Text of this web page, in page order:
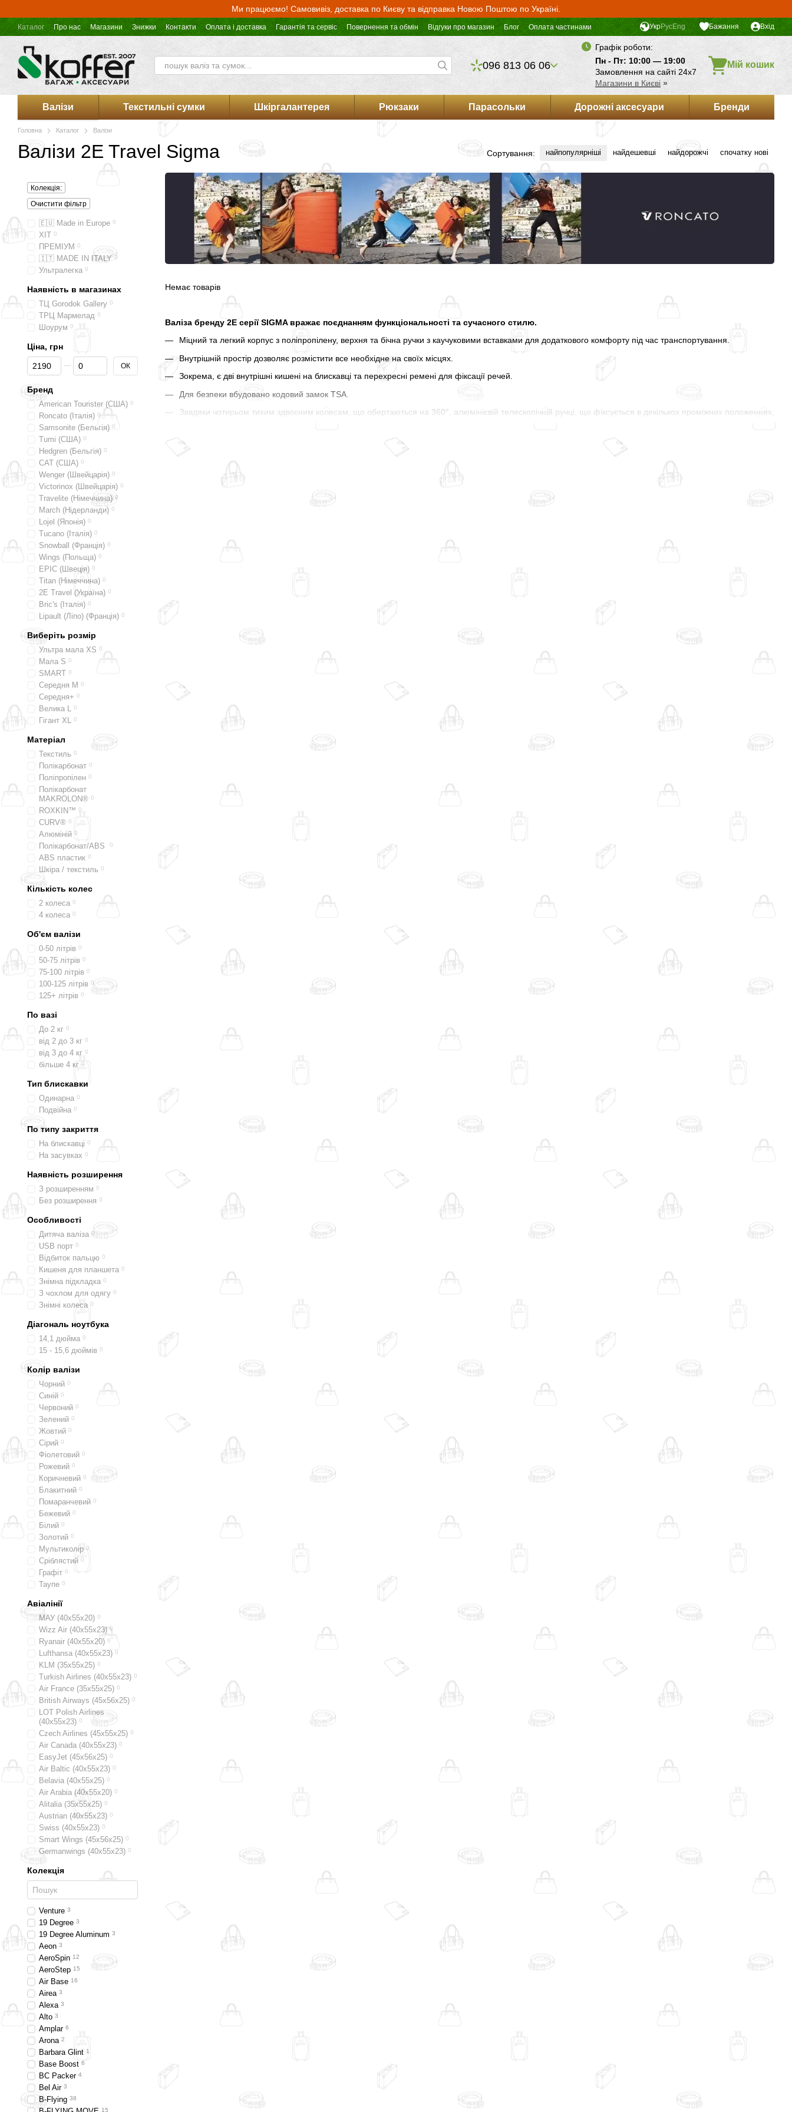
Ми працюємо! Самовивіз, доставка по Києву та відправка Новою Поштою по Україні.
Каталог Про нас Магазини Знижки Контакти Оплата і доставка Гарантія та сервіс Повернення та обмін Відгуки про магазин Блог
Оплата частинами
Оферта магазину Koffer.UA
УкрРусEng Бажання Вхід
096 813 06 06
Графік роботи:
Пн - Пт: 10:00 — 19:00
Замовлення на сайті 24х7
Магазини в Києві »
Мій кошик
Валізи Текстильні сумки Шкіргалантерея Рюкзаки Парасольки Дорожні аксесуари Бренди
Головна Каталог Валізи
Валізи 2E Travel Sigma Сортування: найпопулярніші найдешевші найдорожчі спочатку нові
Валіза бренду 2Е серії SIGMA вражає поєднанням функціональності та сучасного стилю.
Міцний та легкий корпус з поліпропілену, верхня та бічна ручки з каучуковими вставками для додаткового комфорту під час транспортування.
Внутрішній простір дозволяє розмістити все необхідне на своїх місцях.
Зокрема, є дві внутрішні кишені на блискавці та перехресні ремені для фіксації речей.
Для безпеки вбудовано кодовий замок TSA.
Завдяки чотирьом тихим здвоєним колесам, що обертаються на 360°, алюмінієвій телескопічній ручці, що фіксується в декількох проміжних положеннях,
Колір ручок, блискавок і коліс відповідає кольору корпусу валізи.
Міцні та красиві валізи напевно припадуть Вам до душі і складуть чудову компанію в найцікавіших та найвеселіших подорожах!
Немає товарів
Колекція:
Очистити фільтр
🇪🇺 Made in Europe 0
ХІТ 0
ПРЕМІУМ 0
🇮🇹 MADE IN ITALY 0
Ультралегка 0
Наявність в магазинах
ТЦ Gorodok Gallery 0
ТРЦ Мармелад 0
Шоурум 0
Ціна, грн
Від Ціна, грн
До Ціна, грн ОК
Бренд
American Tourister (США) 0
Roncato (Італія) 0
Samsonite (Бельгія) 0
Tumi (США) 0
Hedgren (Бельгія) 0
CAT (США) 0
Wenger (Швейцарія) 0
Victorinox (Швейцарія) 0
Travelite (Німеччина) 0
March (Нідерланди) 0
Lojel (Японія) 0
Tucano (Італія) 0
Snowball (Франція) 0
Wings (Польща) 0
EPIC (Швеція) 0
Titan (Німеччина) 0
2E Travel (Україна) 0
Bric's (Італія) 0
Lipault (Ліпо) (Франція) 0
Виберіть розмір
Ультра мала XS 0
Мала S 0
SMART 0
Середня M 0
Середня+ 0
Велика L 0
Гігант XL 0
Матеріал
Текстиль 0
Полікарбонат 0
Поліпропілен 0
Полікарбонат
MAKROLON® 0
ROXKIN™ 0
CURV® 0
Алюміній 0
Полікарбонат/ABS 0
ABS пластик 0
Шкіра / текстиль 0
Кількість колес
2 колеса 0
4 колеса 0
Об'єм валізи
0-50 літрів 0
50-75 літрів 0
75-100 літрів 0
100-125 літрів 0
125+ літрів 0
По вазі
До 2 кг 0
від 2 до 3 кг 0
від 3 до 4 кг 0
більше 4 кг 0
Тип блискавки
Одинарна 0
Подвійна 0
По типу закриття
На блискавці 0
На засувках 0
Наявність розширення
З розширенням 0
Без розширення 0
Особливості
Дитяча валіза 0
USB порт 0
Відбиток пальцю 0
Кишеня для планшета 0
Знімна підкладка 0
З чохлом для одягу 0
Знімні колеса 0
Діагональ ноутбука
14,1 дюйма 0
15 - 15,6 дюймів 0
Колір валізи
Чорний 0
Синій 0
Червоний 0
Зелений 0
Жовтий 0
Сірий 0
Фіолетовий 0
Рожевий 0
Коричневий 0
Блакитний 0
Помаранчевий 0
Бежевий 0
Білий 0
Золотий 0
Мультиколір 0
Сріблястий 0
Графіт 0
Таупе 0
Авіалінії
МАУ (40х55х20) 0
Wizz Air (40х55х23) 0
Ryanair (40х55х20) 0
Lufthansa (40х55х23) 0
KLM (35x55x25) 0
Turkish Airlines (40x55x23) 0
Air France (35x55x25) 0
British Airways (45x56x25) 0
LOT Polish Airlines
(40x55x23) 0
Czech Airlines (45x55x25) 0
Air Canada (40x55x23) 0
EasyJet (45х56х25) 0
Air Baltic (40x55x23) 0
Belavia (40х55х25) 0
Air Arabia (40х55х20) 0
Alitalia (35х55х25) 0
Austrian (40x55x23) 0
Swiss (40x55x23) 0
Smart Wings (45x56x25) 0
Germanwings (40x55x23) 0
Колекція
Venture 3
19 Degree 3
19 Degree Aluminum 3
Aeon 3
AeroSpin 12
AeroStep 15
Air Base 16
Airea 3
Alexa 3
Alto 3
Amplar 6
Arona 2
Barbara Glint 1
Base Boost 6
BC Packer 4
Bel Air 3
B-Flying 38
15